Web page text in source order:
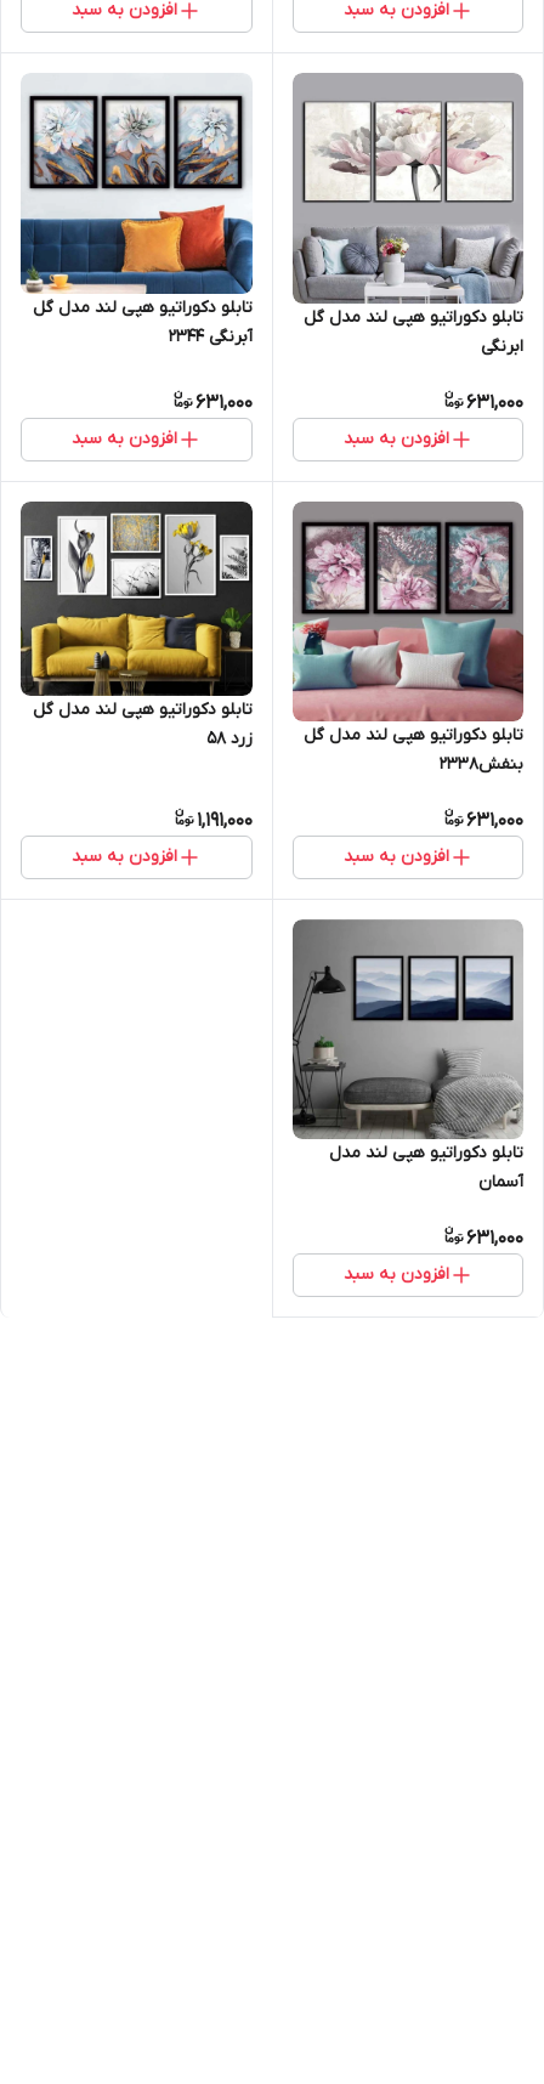
افزودن به سبد افزودن به سبد
تابلو دکوراتیو هپی لند مدل گل
ابرنگی
631,000
افزودن به سبد
تابلو دکوراتیو هپی لند مدل گل
آبرنگی 2344
631,000
افزودن به سبد
تابلو دکوراتیو هپی لند مدل گل
بنفش2338
631,000
افزودن به سبد
تابلو دکوراتیو هپی لند مدل گل
زرد 58
1,191,000
افزودن به سبد
تابلو دکوراتیو هپی لند مدل
آسمان
631,000
افزودن به سبد